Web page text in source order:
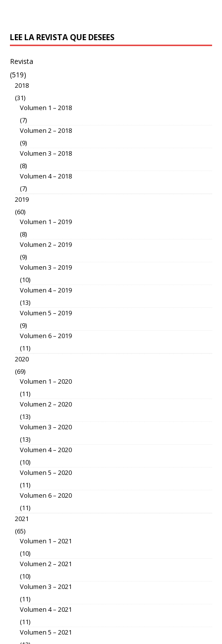
LEE LA REVISTA QUE DESEES
Revista
(519)
2018
(31)
Volumen 1 – 2018
(7)
Volumen 2 – 2018
(9)
Volumen 3 – 2018
(8)
Volumen 4 – 2018
(7)
2019
(60)
Volumen 1 – 2019
(8)
Volumen 2 – 2019
(9)
Volumen 3 – 2019
(10)
Volumen 4 – 2019
(13)
Volumen 5 – 2019
(9)
Volumen 6 – 2019
(11)
2020
(69)
Volumen 1 – 2020
(11)
Volumen 2 – 2020
(13)
Volumen 3 – 2020
(13)
Volumen 4 – 2020
(10)
Volumen 5 – 2020
(11)
Volumen 6 – 2020
(11)
2021
(65)
Volumen 1 – 2021
(10)
Volumen 2 – 2021
(10)
Volumen 3 – 2021
(11)
Volumen 4 – 2021
(11)
Volumen 5 – 2021